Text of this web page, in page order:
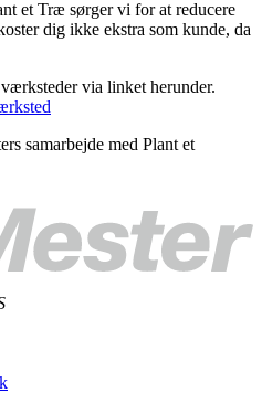
et Træ sørger vi for at reducere
dig ikke ekstra som kunde, da
via linket herunder.
samarbejde med Plant et